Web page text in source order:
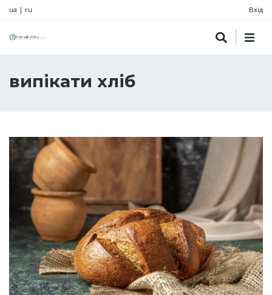
ua | ru Вхід
випікати хліб